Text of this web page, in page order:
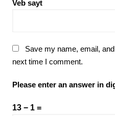
Veb sayt
Save my name, email,
next time I comment.
Please enter an answer in
13 − 1 =